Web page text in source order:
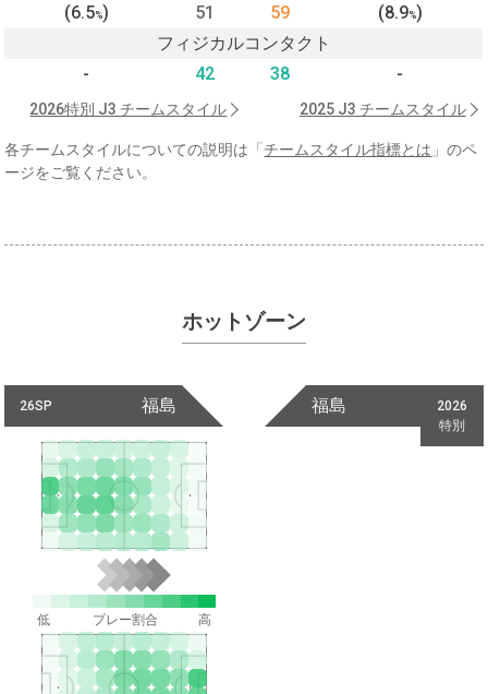
(6.5%) 51 59 (8.9%)
フィジカルコンタクト
-
42 38 -
2026特別 J3 チームスタイル 2025 J3 チームスタイル
各チームスタイルについての説明は「 チームスタイル指標とは 」のペ
ージをご覧ください。
ホットゾーン
26SP 福島
2026
特別
福島
低 プレー割合 高